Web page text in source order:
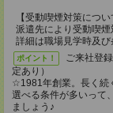
【受動喫煙対策につい
派遣先により受動喫煙
詳細は職場見学時及び
ポイント！
ご来社登
定あり）
☆1981年創業。長く続
選べる条件が多いって
ましょう♪